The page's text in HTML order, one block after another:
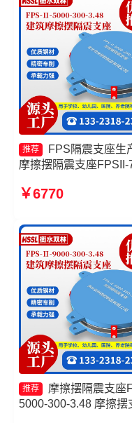
推荐
FPS隔震支座生
摩擦摆隔震支座FPSII-
支座FPSII-5000-400-
支座
￥6770
推荐
摩擦摆隔震支座
5000-300-3.48 摩擦摆